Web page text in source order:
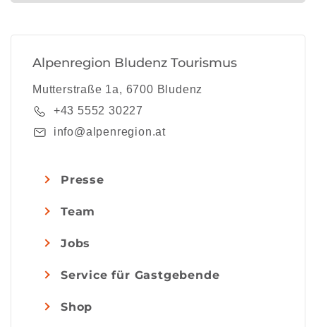
Alpenregion Bludenz Tourismus
Mutterstraße 1a, 6700 Bludenz
+43 5552 30227
info@alpenregion.at
Presse
Team
Jobs
Service für Gastgebende
Shop